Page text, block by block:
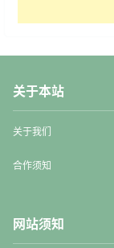
关于本站
关于我们
合作须知
网站须知